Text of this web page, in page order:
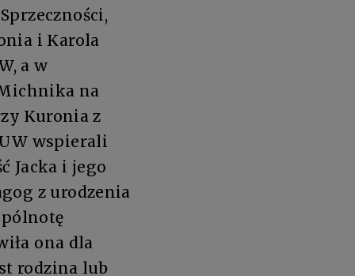
i Karola
a w
na
Kuronia z
wspierali
Jacka i jego
z urodzenia
ona dla
rodzina lub